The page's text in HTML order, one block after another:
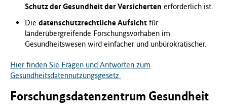
Schutz der Gesundheit der Versicherten erforderlich ist.
Die datenschutzrechtliche Aufsichtfür
länderübergreifende Forschungsvorhaben im
Gesundheitswesen wird einfacher und unbürokratischer.
Hier finden Sie Fragen und Antworten zum
Gesundheitsdatennutzungsgesetz
Forschungsdatenzentrum Gesundheit